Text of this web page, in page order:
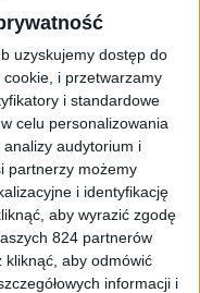
uzyskujemy dostęp do
i przetwarzamy
i standardowe
celu personalizowania
audytorium i
partnerzy możemy
i identyfikację
aby wyrazić zgodę
824 partnerów
kliknąć, aby odmówić
informacji i